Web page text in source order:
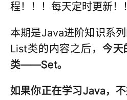
程！！！每天定时更新！
本期是Java进阶知识系
List类的内容之后， 今天
类——Set。
如果你正在学习Java，